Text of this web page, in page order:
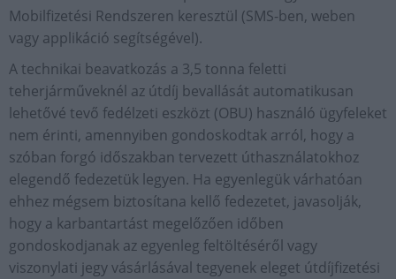
Mobilfizetési Rendszeren keresztül (SMS-ben, weben
vagy applikáció segítségével).
A technikai beavatkozás a 3,5 tonna feletti
teherjárműveknél az útdíj bevallását automatikusan
lehetővé tevő fedélzeti eszközt (OBU) használó ügyfeleket
nem érinti, amennyiben gondoskodtak arról, hogy a
szóban forgó időszakban tervezett úthasználatokhoz
elegendő fedezetük legyen. Ha egyenlegük várhatóan
ehhez mégsem biztosítana kellő fedezetet, javasolják,
hogy a karbantartást megelőzően időben
gondoskodjanak az egyenleg feltöltéséről vagy
viszonylati jegy vásárlásával tegyenek eleget útdíjfizetési